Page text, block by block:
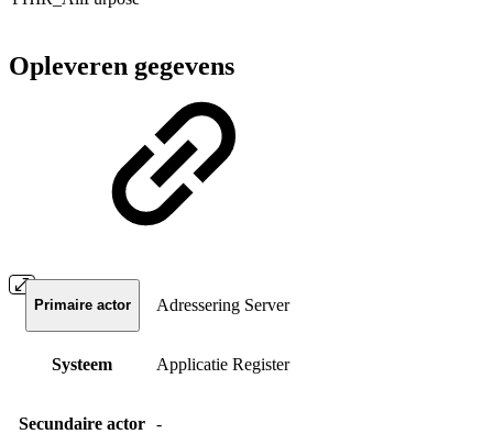
Opleveren gegevens
Primaire actor Adressering Server
Systeem Applicatie Register
Secundaire actor -